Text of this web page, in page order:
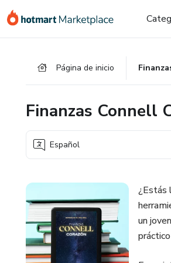
Página de inicio
Finanzas Connell
Español
¿Estás
un